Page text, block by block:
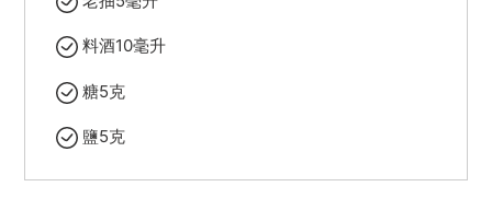
料酒10毫升
糖5克
鹽5克